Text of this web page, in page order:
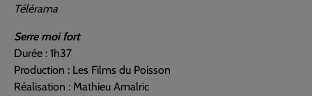
Télérama
Serre moi fort
Durée : 1h37
Production : Les Films du Poisson
Réalisation : Mathieu Amalric